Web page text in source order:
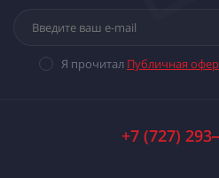
Я прочитал Публичная
+7 (727)